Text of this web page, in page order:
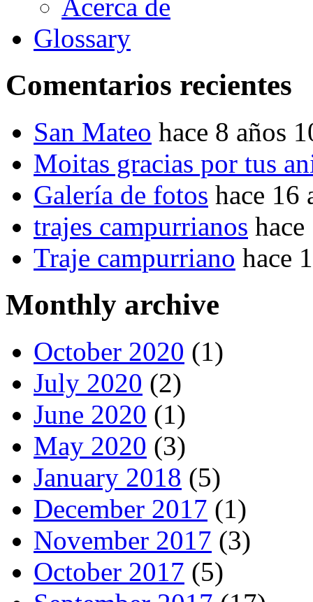
Acerca de
Glossary
Comentarios recientes
San Mateo hace 8 años
Moitas gracias por tus
Galería de fotos hace 16
trajes campurrianos
Traje campurriano hace
Monthly archive
October 2020 (1)
July 2020 (2)
June 2020 (1)
May 2020 (3)
January 2018 (5)
December 2017 (1)
November 2017 (3)
October 2017 (5)